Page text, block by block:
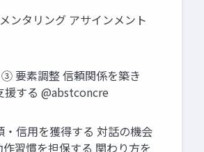
ンタリング アサインメント
要素調整 信頼関係を築き
援する @abstconcre
‧信⽤を獲得する 対話の機会
習慣を担保する 関わり⽅を